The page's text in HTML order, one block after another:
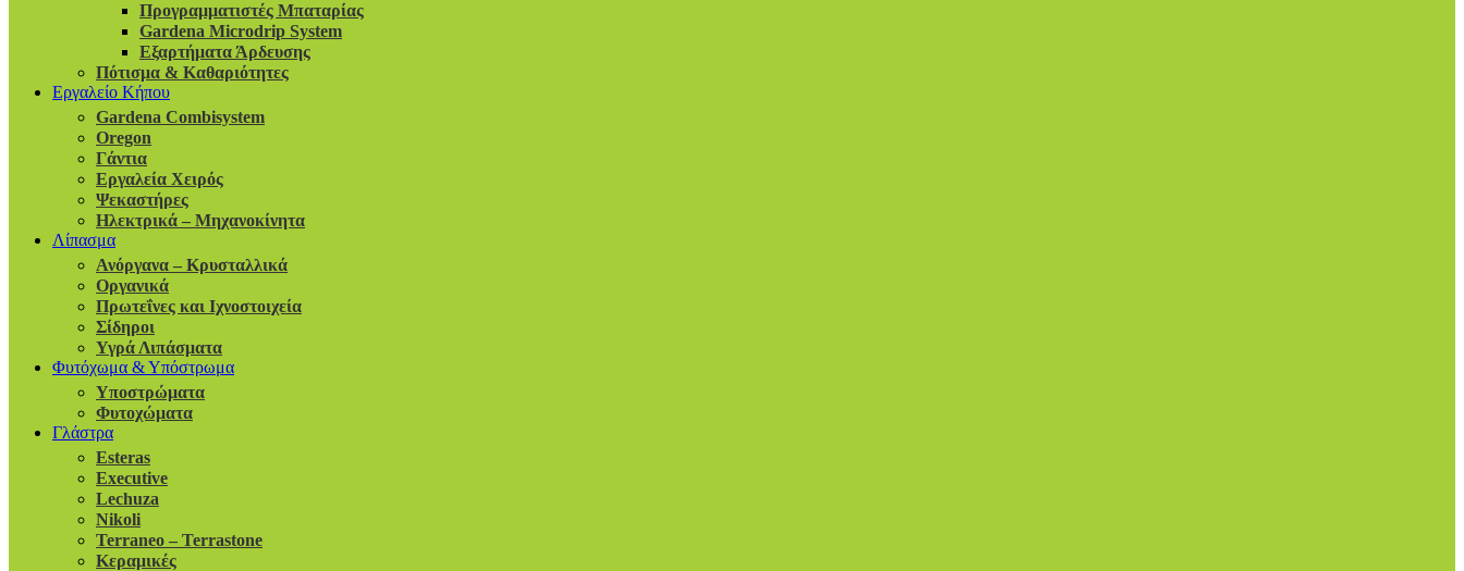
Προγραμματιστές Μπαταρίας
Gardena Microdrip System
Εξαρτήματα Άρδευσης
Πότισμα & Καθαριότητες
Εργαλείο Κήπου
Gardena Combisystem
Oregon
Γάντια
Εργαλεία Χειρός
Ψεκαστήρες
Ηλεκτρικά – Μηχανοκίνητα
Λίπασμα
Ανόργανα – Κρυσταλλικά
Οργανικά
Πρωτεΐνες και Ιχνοστοιχεία
Σίδηροι
Υγρά Λιπάσματα
Φυτόχωμα & Υπόστρωμα
Υποστρώματα
Φυτοχώματα
Γλάστρα
Esteras
Executive
Lechuza
Nikoli
Terraneo – Terrastone
Κεραμικές